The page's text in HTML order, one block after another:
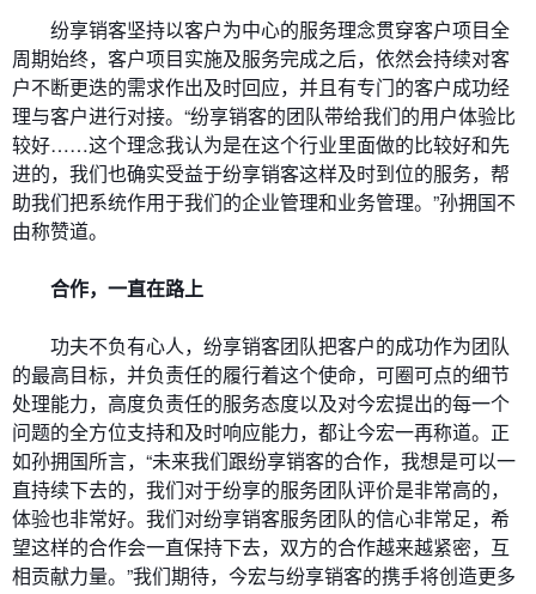
纷享销客坚持以客户为中心的服务理念贯穿客户项目全
周期始终，客户项目实施及服务完成之后，依然会持续对客
户不断更迭的需求作出及时回应，并且有专门的客户成功经
理与客户进行对接。“纷享销客的团队带给我们的用户体验比
较好……这个理念我认为是在这个行业里面做的比较好和先
进的，我们也确实受益于纷享销客这样及时到位的服务，帮
助我们把系统作用于我们的企业管理和业务管理。”孙拥国不
由称赞道。
合作，一直在路上
功夫不负有心人，纷享销客团队把客户的成功作为团队
的最高目标，并负责任的履行着这个使命，可圈可点的细节
处理能力，高度负责任的服务态度以及对今宏提出的每一个
问题的全方位支持和及时响应能力，都让今宏一再称道。正
如孙拥国所言，“未来我们跟纷享销客的合作，我想是可以一
直持续下去的，我们对于纷享的服务团队评价是非常高的，
体验也非常好。我们对纷享销客服务团队的信心非常足，希
望这样的合作会一直保持下去，双方的合作越来越紧密，互
相贡献力量。”我们期待，今宏与纷享销客的携手将创造更多